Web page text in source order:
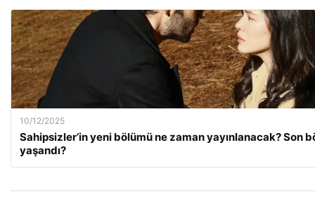
10/12/2025
Sahipsizler’in yeni bölümü ne zaman yayınlanacak? Son
yaşandı?